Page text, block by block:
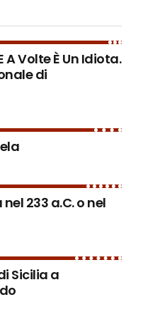
A Volte È Un Idiota.
di
233 a.C. o nel
Sicilia a